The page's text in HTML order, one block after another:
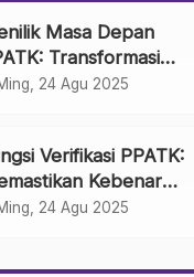
Masa Depan
Transformasi
Era 4.0
24 Agu 2025
Verifikasi PPATK:
Kebenaran
Laporan
24 Agu 2025